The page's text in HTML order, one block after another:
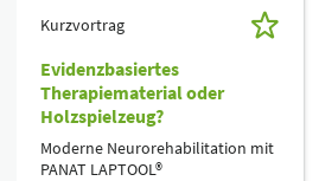
Kurzvortrag
Evidenzbasiertes
Therapiematerial oder
Holzspielzeug?
Moderne Neurorehabilitation mit
PANAT LAPTOOL®